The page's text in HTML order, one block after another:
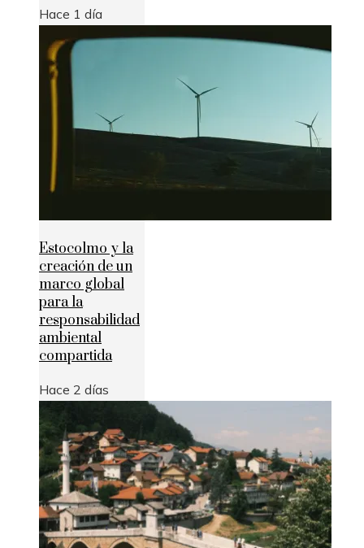
Hace 1 día
Estocolmo y la
creación de un
marco global
para la
responsabilidad
ambiental
compartida
Hace 2 días